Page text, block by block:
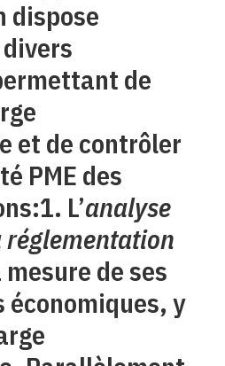
dispose
de
et de contrôler
PME des
L’analyse
réglementation
de ses
économiques, y